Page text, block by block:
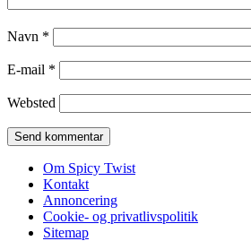
Navn *
E-mail *
Websted
Om Spicy Twist
Kontakt
Annoncering
Cookie- og privatlivspolitik
Sitemap